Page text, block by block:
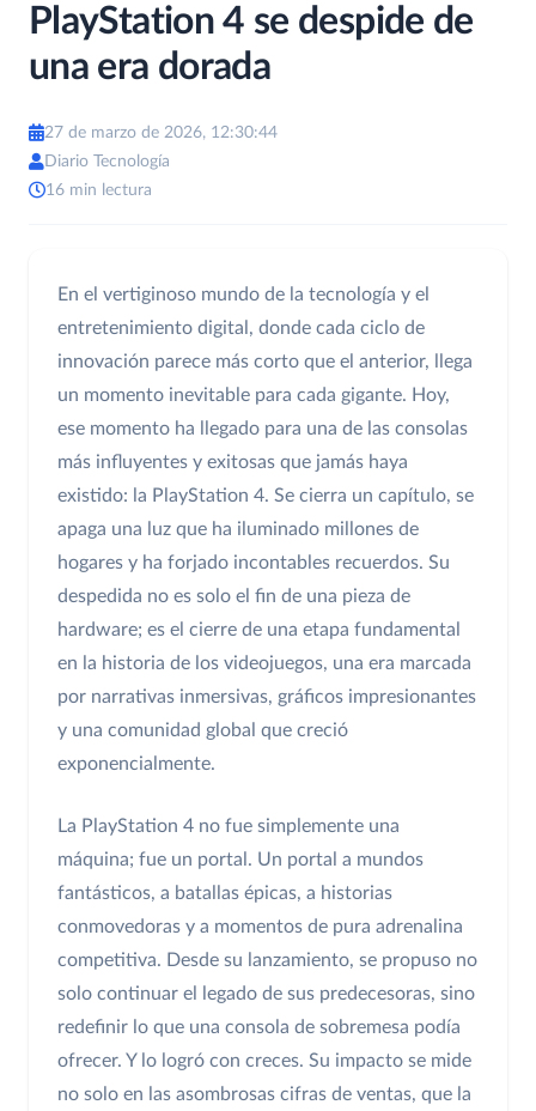
PlayStation 4 se despide de
una era dorada
27 de marzo de 2026, 12:30:44
Diario Tecnología
16 min lectura
En el vertiginoso mundo de la tecnología y el
entretenimiento digital, donde cada ciclo de
innovación parece más corto que el anterior, llega
un momento inevitable para cada gigante. Hoy,
ese momento ha llegado para una de las consolas
más influyentes y exitosas que jamás haya
existido: la PlayStation 4. Se cierra un capítulo, se
apaga una luz que ha iluminado millones de
hogares y ha forjado incontables recuerdos. Su
despedida no es solo el fin de una pieza de
hardware; es el cierre de una etapa fundamental
en la historia de los videojuegos, una era marcada
por narrativas inmersivas, gráficos impresionantes
y una comunidad global que creció
exponencialmente.
La PlayStation 4 no fue simplemente una
máquina; fue un portal. Un portal a mundos
fantásticos, a batallas épicas, a historias
conmovedoras y a momentos de pura adrenalina
competitiva. Desde su lanzamiento, se propuso no
solo continuar el legado de sus predecesoras, sino
redefinir lo que una consola de sobremesa podía
ofrecer. Y lo logró con creces. Su impacto se mide
no solo en las asombrosas cifras de ventas, que la